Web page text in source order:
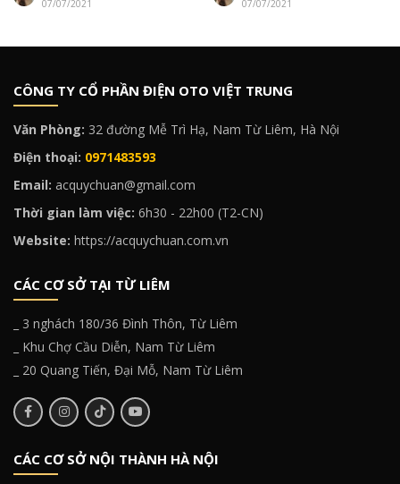
07/07/2021 07/07/2021
CÔNG TY CỔ PHẦN ĐIỆN OTO VIỆT TRUNG
Văn Phòng: 32 đường Mễ Trì Hạ, Nam Từ Liêm, Hà Nội
Điện thoại: 0971483593
Email: acquychuan@gmail.com
Thời gian làm việc: 6h30 - 22h00 (T2-CN)
Website: https://acquychuan.com.vn
CÁC CƠ SỞ TẠI TỪ LIÊM
_ 3 nghách 180/36 Đình Thôn, Từ Liêm
_ Khu Chợ Cầu Diễn, Nam Từ Liêm
_ 20 Quang Tiến, Đại Mỗ, Nam Từ Liêm
CÁC CƠ SỞ NỘI THÀNH HÀ NỘI